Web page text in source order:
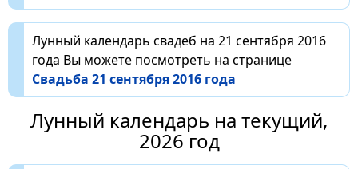
Лунный календарь свадеб на 21 сентября 2016
года Вы можете посмотреть на странице
Свадьба 21 сентября 2016 года
Лунный календарь на текущий,
2026 год